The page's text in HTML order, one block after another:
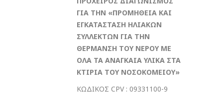
ΓΙΑ ΤΗΝ «ΠΡΟΜΗΘΕΙΑ ΚΑΙ
ΕΓΚΑΤΑΣΤΑΣΗ ΗΛΙΑΚΩΝ
ΣΥΛΛΕΚΤΩΝ ΓΙΑ ΤΗΝ
ΘΕΡΜΑΝΣΗ ΤΟΥ ΝΕΡΟΥ ΜΕ
ΟΛΑ ΤΑ ΑΝΑΓΚΑΙΑ ΥΛΙΚΑ ΣΤΑ
ΚΤΙΡΙΑ ΤΟΥ ΝΟΣΟΚΟΜΕΙΟΥ»
ΚΩΔΙΚΟΣ CPV : 09331100-9